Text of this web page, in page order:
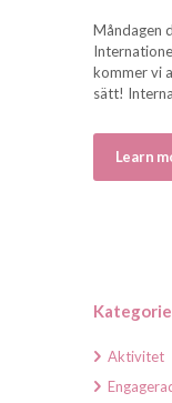
Måndagen
kommer vi
sätt!
Learn
Aktivitet